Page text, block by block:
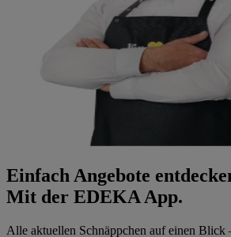
Einfach Angebote
Mit der EDEKA App.
Alle aktuellen Schnäppchen auf einen Blick